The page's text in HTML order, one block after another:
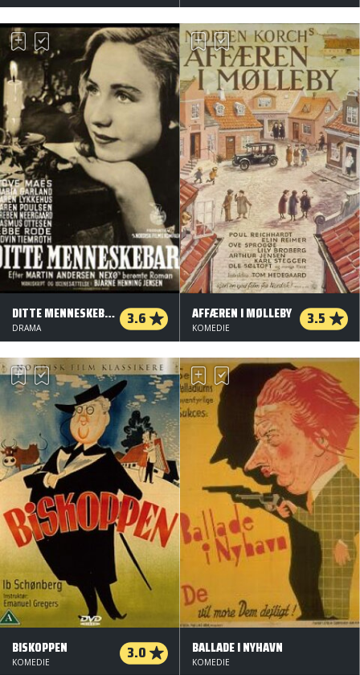
DITTE MENNESKEBARN 3.6
DRAMA
AFFÆREN I MØLLEBY 3.5
KOMEDIE
BISKOPPEN 3.0
KOMEDIE
BALLADE I NYHAVN
KOMEDIE